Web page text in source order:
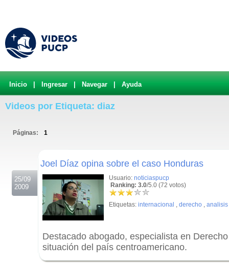
Inicio Ingresar Navegar Ayuda
Videos por Etiqueta: diaz
Páginas: 1
25/09
2009
Joel Díaz opina sobre el caso Honduras
Usuario: noticiaspucp
Ranking: 3.0/5.0 (72 votos)
Etiquetas: internacional , derecho , analisis
Destacado abogado, especialista en
situación del país centroamericano.